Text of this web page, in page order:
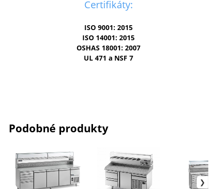
Certifikáty:
ISO 9001: 2015
ISO 14001: 2015
OSHAS 18001: 2007
UL 471 a NSF 7
Podobné produkty